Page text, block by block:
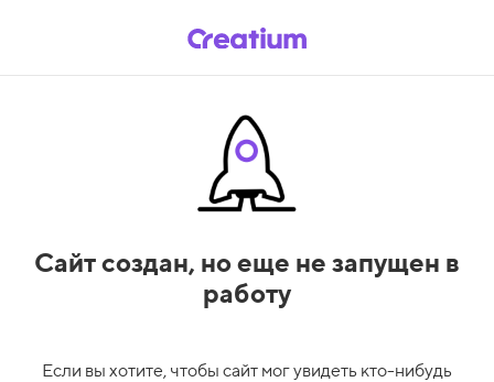
Сайт создан, но еще не запущен в
работу
Если вы хотите, чтобы сайт мог увидеть кто-нибудь